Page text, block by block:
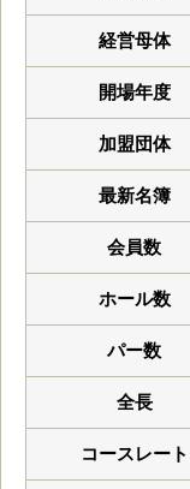
経営母体
開場年度
加盟団体
最新名簿
会員数
ホール数
パー数
全長
コースレート